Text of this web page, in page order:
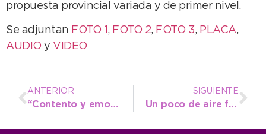
propuesta provincial variada y de primer nivel.
Se adjuntan FOTO 1 , FOTO 2, FOTO 3, PLACA,
AUDIO y VIDEO
ANTERIOR
“Contento y emocionado por cerrar el mes de los festejos de esta forma”
SIGUIENTE
Un poco de aire fresco tras el calor del finde